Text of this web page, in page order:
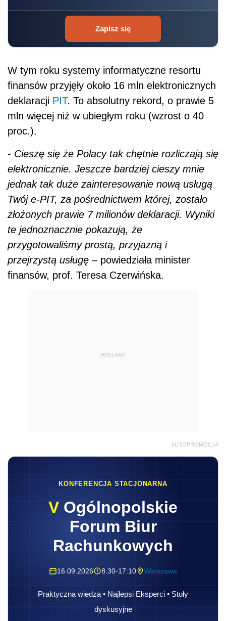
Zapisz się
W tym roku systemy informatyczne resortu
finansów przyjęły około 16 mln elektronicznych
deklaracji PIT. To absolutny rekord, o prawie 5
mln więcej niż w ubiegłym roku (wzrost o 40
proc.).
- Cieszę się że Polacy tak chętnie rozliczają się
elektronicznie. Jeszcze bardziej cieszy mnie
jednak tak duże zainteresowanie nową usługą
Twój e-PIT, za pośrednictwem której, zostało
złożonych prawie 7 milionów deklaracji. Wyniki
te jednoznacznie pokazują, że
przygotowaliśmy prostą, przyjazną i
przejrzystą usługę – powiedziała minister
finansów, prof. Teresa Czerwińska.
REKLAMA
AUTOPROMOCJA
KONFERENCJA STACJONARNA
V Ogólnopolskie
Forum Biur
Rachunkowych
16.09.2026 8:30-17:10 Warszawa
Praktyczna wiedza • Najlepsi Eksperci • Stoły
dyskusyjne